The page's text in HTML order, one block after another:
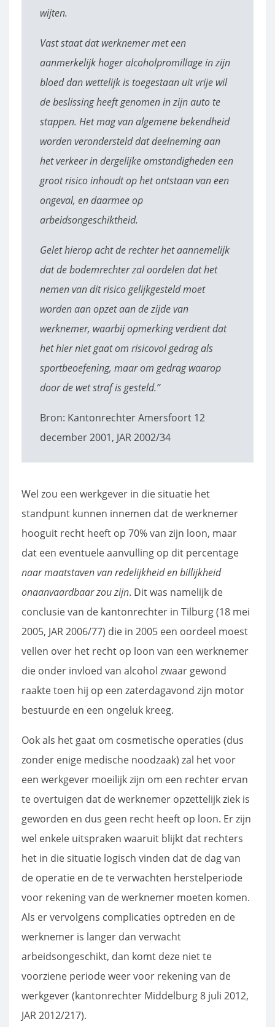
wijten.
Vast staat dat werknemer met een
aanmerkelijk hoger alcoholpromillage in zijn
bloed dan wettelijk is toegestaan uit vrije wil
de beslissing heeft genomen in zijn auto te
stappen. Het mag van algemene bekendheid
worden verondersteld dat deelneming aan
het verkeer in dergelijke omstandigheden een
groot risico inhoudt op het ontstaan van een
ongeval, en daarmee op
arbeidsongeschiktheid.
Gelet hierop acht de rechter het aannemelijk
dat de bodemrechter zal oordelen dat het
nemen van dit risico gelijkgesteld moet
worden aan opzet aan de zijde van
werknemer, waarbij opmerking verdient dat
het hier niet gaat om risicovol gedrag als
sportbeoefening, maar om gedrag waarop
door de wet straf is gesteld.”
Bron: Kantonrechter Amersfoort 12
december 2001, JAR 2002/34
Wel zou een werkgever in die situatie het
standpunt kunnen innemen dat de werknemer
hooguit recht heeft op 70% van zijn loon, maar
dat een eventuele aanvulling op dit percentage
naar maatstaven van redelijkheid en billijkheid
onaanvaardbaar zou zijn. Dit was namelijk de
conclusie van de kantonrechter in Tilburg (18 mei
2005, JAR 2006/77) die in 2005 een oordeel moest
vellen over het recht op loon van een werknemer
die onder invloed van alcohol zwaar gewond
raakte toen hij op een zaterdagavond zijn motor
bestuurde en een ongeluk kreeg.
Ook als het gaat om cosmetische operaties (dus
zonder enige medische noodzaak) zal het voor
een werkgever moeilijk zijn om een rechter ervan
te overtuigen dat de werknemer opzettelijk ziek is
geworden en dus geen recht heeft op loon. Er zijn
wel enkele uitspraken waaruit blijkt dat rechters
het in die situatie logisch vinden dat de dag van
de operatie en de te verwachten herstelperiode
voor rekening van de werknemer moeten komen.
Als er vervolgens complicaties optreden en de
werknemer is langer dan verwacht
arbeidsongeschikt, dan komt deze niet te
voorziene periode weer voor rekening van de
werkgever (kantonrechter Middelburg 8 juli 2012,
JAR 2012/217).